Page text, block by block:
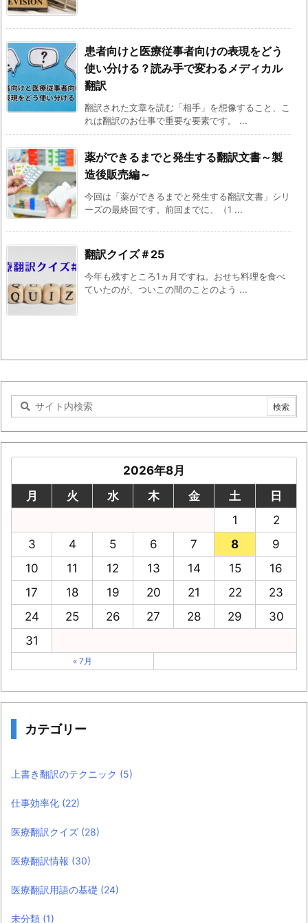
患者向けと医療従事者向けの表現をどう
使い分ける？読み手で変わるメディカル
翻訳
翻訳された文章を読む「相手」を想像すること、こ
れは翻訳のお仕事で重要な要素です。 ...
薬ができるまでと発生する翻訳文書～製
造後販売編～
今回は「薬ができるまでと発生する翻訳文書」シリ
ーズの最終回です。前回までに、（1 ...
翻訳クイズ＃25
今年も残すところ1ヵ月ですね。おせち料理を食べ
ていたのが、ついこの間のことのよう ...
2026年8月
月
火 水 木 金 土
日
1
2
3
4 5 6 7 8
9
10
11 12 13 14 15
16
17
18 19 20 21 22
23
24
25 26 27 28 29
30
31
« 7月
カテゴリー
上書き翻訳のテクニック (5)
仕事効率化 (22)
医療翻訳クイズ (28)
医療翻訳情報 (30)
医療翻訳用語の基礎 (24)
未分類 (1)